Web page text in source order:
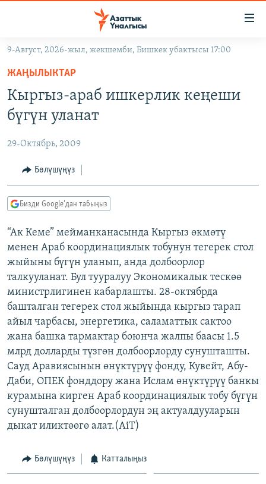
Навигацияга
өтүңүз
Издөөгө
салыңызКЫРГЫЗСТАН
ЭКОНОМИКА
МАДАНИЯТ
ДҮЙНӨ
БОРБОР АЗИЯ
УКРАИНА
АТАЙЫН ИЛИКТӨӨ
ТВ ПРОГРАММАЛАР
ЭКСПЕРТТЕР ТАЛДАЙТ
БИЗ ЖАНА ДҮЙНӨ
ДАНИСТЕ
ЭЖЕ-СИҢДИЛЕР
АЗАТТЫК+
ЫҢГАЙСЫЗ СУРООЛОР
ӨЗГӨЧӨ ПИКИР
Русский
ОНЛАЙН ШЕРИНЕ
ЭЕ/АРнун бардык сайттары
9-Август, 2026-жыл, жекшемби, Бишкек убактысы 17:00
ЖАҢЫЛЫКТАР
Кыргыз-араб ишкерлик кеңеши
бүгүн уланат
29-Октябрь, 2009
Бөлүшүңүз
Бизди Google'дан табыңыз
“Ак Кеме” мейманканасында Кыргыз өкмөтү
менен Араб координациялык тобунун тегерек стол
жыйыны бүгүн уланып, анда долбоорлор
талкууланат. Бул тууралуу Экономикалык тескөө
министрлигинен кабарлашты. 28-октябрда
башталган тегерек стол жыйында кыргыз тарап
айыл чарбасы, энергетика, саламаттык сактоо
жана башка тармактар боюнча жалпы баасы 1.5
млрд долларды түзгөн долбоорлорду сунушташты.
Сауд Аравиясынын өнүктүрүү фонду, Кувейт, Абу-
Даби, ОПЕК фонддору жана Ислам өнүктүрүү банкы
курамына кирген Араб координациялык тобу бүгүн
сунушталган долбоорлордун эң актуалдууларын
дыкат иликтөөгө алат.(AiT)
Бөлүшүңүз Катталыңыз